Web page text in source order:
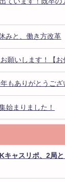
みと、働き方改革
願いします！【お
もありがとうござ
始まりました！
キャスリポ、2局